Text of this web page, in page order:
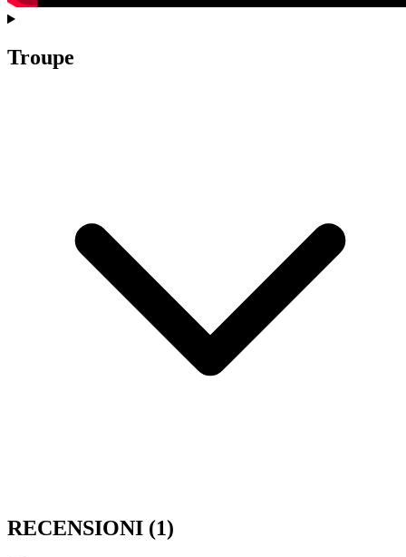
Troupe
RECENSIONI (1)